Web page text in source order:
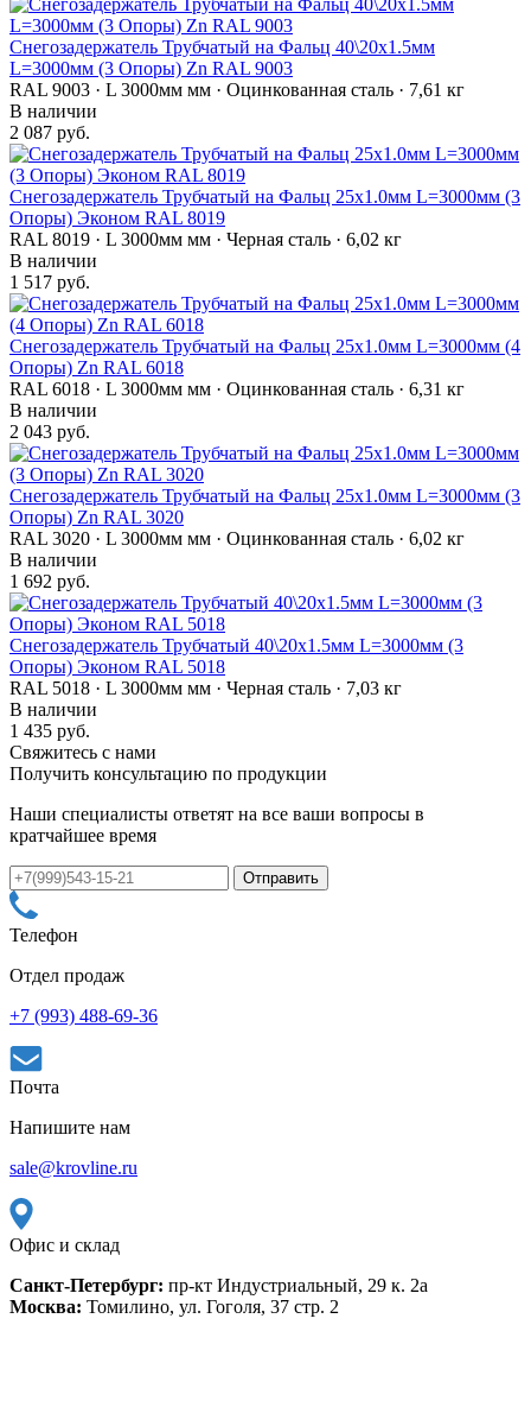
Снегозадержатель Трубчатый на Фальц 40\20х1.5мм
L=3000мм (3 Опоры) Zn RAL 9003
RAL 9003 · L 3000мм мм · Оцинкованная сталь · 7,61 кг
В наличии
2 087 руб.
Снегозадержатель Трубчатый на Фальц 25х1.0мм L=3000мм (3
Опоры) Эконом RAL 8019
RAL 8019 · L 3000мм мм · Черная сталь · 6,02 кг
В наличии
1 517 руб.
Снегозадержатель Трубчатый на Фальц 25х1.0мм L=3000мм (4
Опоры) Zn RAL 6018
RAL 6018 · L 3000мм мм · Оцинкованная сталь · 6,31 кг
В наличии
2 043 руб.
Снегозадержатель Трубчатый на Фальц 25х1.0мм L=3000мм (3
Опоры) Zn RAL 3020
RAL 3020 · L 3000мм мм · Оцинкованная сталь · 6,02 кг
В наличии
1 692 руб.
Снегозадержатель Трубчатый 40\20х1.5мм L=3000мм (3
Опоры) Эконом RAL 5018
RAL 5018 · L 3000мм мм · Черная сталь · 7,03 кг
В наличии
1 435 руб.
Свяжитесь с нами
Получить консультацию по продукции
Наши специалисты ответят на все ваши вопросы в
кратчайшее время
Телефон
Отдел продаж
+7 (993) 488-69-36
Почта
Напишите нам
sale@krovline.ru
Офис и склад
Санкт-Петербург: пр-кт Индустриальный, 29 к. 2а
Москва: Томилино, ул. Гоголя, 37 стр. 2